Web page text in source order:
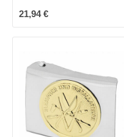
Wachs-Optik.
Regulärer Preis:
21,94 €